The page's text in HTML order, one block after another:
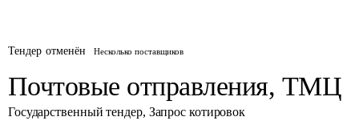
Тендер отменён Несколько поставщиков
Почтовые отправления, ТМЦ
Государственный тендер, Запрос котировок